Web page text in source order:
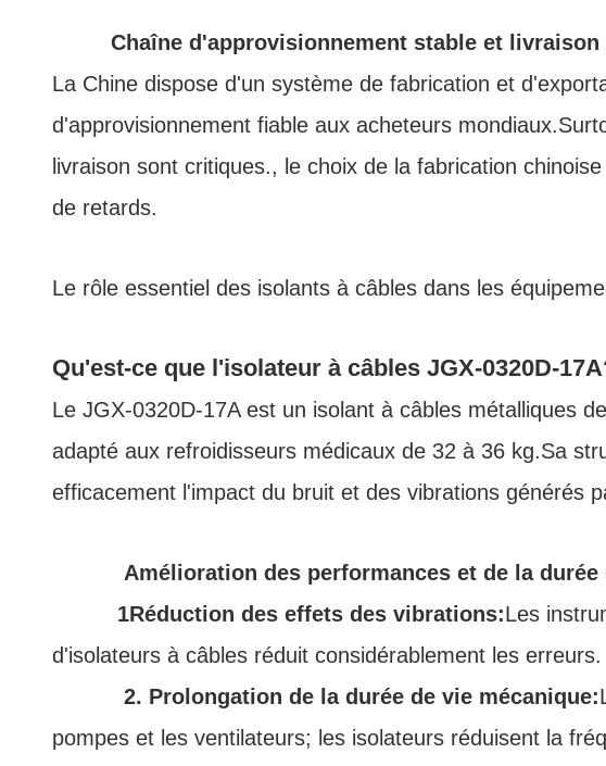
Chaîne d'approvisionnement stable et livraison
La Chine dispose d'un système de fabrication et
d'approvisionnement fiable aux acheteurs
livraison sont critiques., le choix de la fabrication
de retards.
Le rôle essentiel des isolants à câbles dans les
Qu'est-ce que l'isolateur à câbles
Le JGX‐0320D‐17A est un isolant à câbles métalliques
adapté aux refroidisseurs médicaux de 32 à 36 kg.Sa
efficacement l'impact du bruit et des vibrations générés
Amélioration des performances et de la
1Réduction des effets des vibrations:Les
d'isolateurs à câbles réduit considérablement les erreurs.
2. Prolongation de la durée de vie mécanique:
pompes et les ventilateurs; les isolateurs réduisent la